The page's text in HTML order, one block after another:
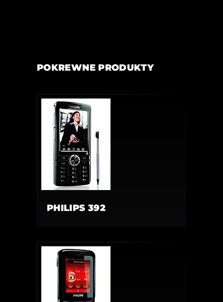
POKREWNE PRODUKTY
PHILIPS 392